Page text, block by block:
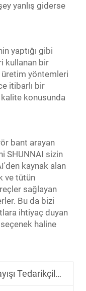
yanlış giderse
yaptığı gibi
kullanan bir
yöntemleri
itibarlı bir
kalite konusunda
bant arayan
SHUNNAI sizin
kaynak alan
ve tütün
sağlayan
Bu da bizi
ihtiyaç duyan
haline
Küresel Güven Kazanıyor